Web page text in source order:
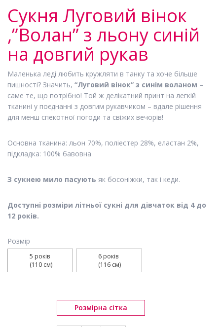
Сукня Луговий вінок
,”Волан” з льону синій
на довгий рукав
Маленька леді любить кружляти в танку та хоче більше
пишності? Значить, “Луговий вінок” з синім воланом –
саме те, що потрібно! Той ж делікатний принт на легкій
тканині у поєднанні з довгим рукавчиком – вдале рішення
для менш спекотної погоди та свіжих вечорів!
Основна тканина: льон 70%, поліестер 28%, еластан 2%,
підкладка: 100% бавовна
З сукнею мило пасують як босоніжки, так і кеди.
Доступні розміри літньої сукні для дівчаток від 4 до
12 років.
Розмір
5 років
(110 см)
6 років
(116 см)
Розмірна сітка